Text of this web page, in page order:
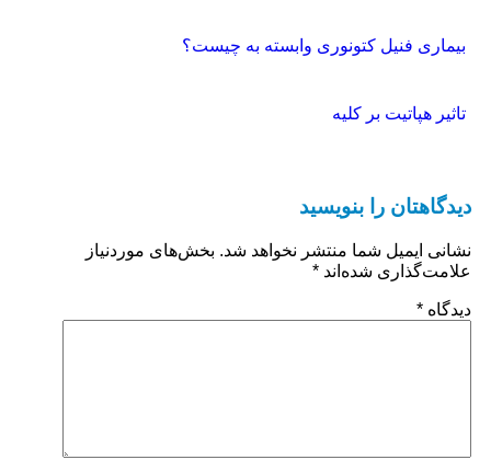
بیماری فنیل کتونوری وابسته به چیست؟
تاثیر هپاتیت بر کلیه
دیدگاهتان را بنویسید
نشانی ایمیل شما منتشر نخواهد شد. بخش‌های موردنیاز
علامت‌گذاری شده‌اند *
دیدگاه *